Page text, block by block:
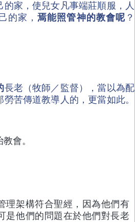
的家，使兒女凡事端莊順服，人
的家，焉能照管神的教會呢 ？
長老（牧師／監督），當以為配
苦傳道教導人的，更當如此。
會。
理架構符合聖經，因為他們有
是他們的問題在於他們對長老